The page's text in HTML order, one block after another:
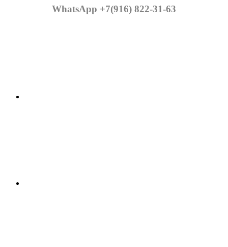
WhatsApp +7(916) 822-31-63